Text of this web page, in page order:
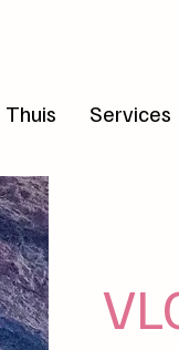
Thuis Services